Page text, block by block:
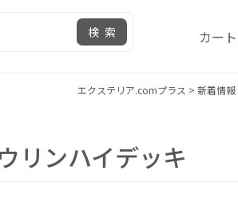
検索 カート
エクステリア.comプラス >新着情報
リンハイデッキ